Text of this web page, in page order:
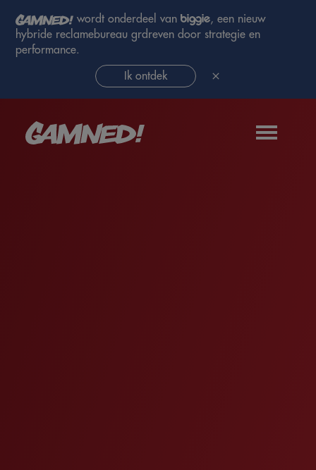
wordt onderdeel van
, een nieuw
hybride reclamebureau grdreven door strategie en
performance.
Ik ontdek